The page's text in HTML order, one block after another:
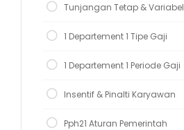
Tunjangan Tetap & Variabel
1 Departement 1 Tipe Gaji
1 Departement 1 Periode Gaji
Insentif & Pinalti Karyawan
Pph21 Aturan Pemerintah